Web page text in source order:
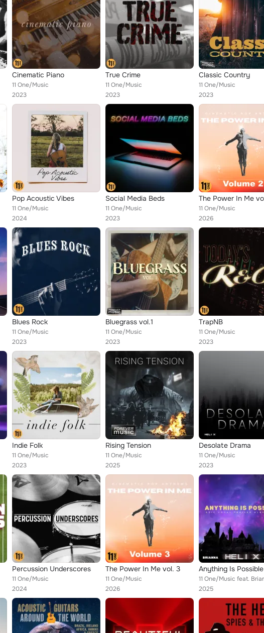
Cinematic Piano
11 One/Music
2023
True Crime
11 One/Music
2023
Classic Country
11 One/Music
2023
Pop Acoustic Vibes
11 One/Music
2024
Social Media Beds
11 One/Music
2023
The Power In Me
11 One/Music
2026
Blues Rock
11 One/Music
2023
Bluegrass vol.1
11 One/Music
2023
TrapNB
11 One/Music
2023
Indie Folk
11 One/Music
2023
Rising Tension
11 One/Music
2025
Desolate Drama
11 One/Music
2023
Percussion Underscores
11 One/Music
2024
The Power In Me vol. 3
11 One/Music
2026
Anything Is
2025